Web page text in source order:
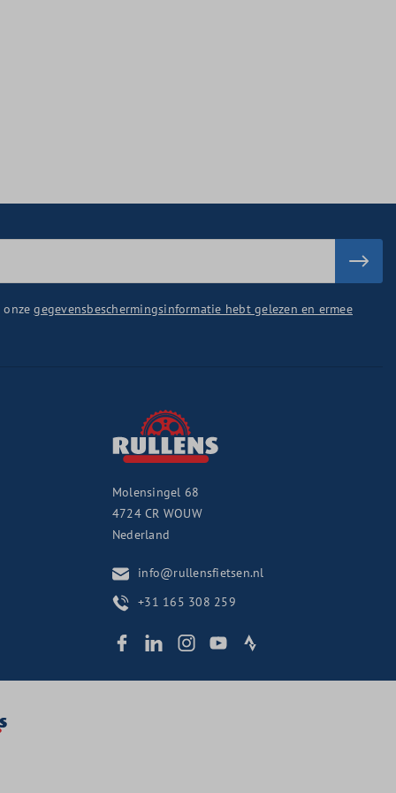
onzegegevensbeschermingsinformatie hebt gelezen en ermee
Molensingel 68
4724 CR WOUW
Nederland
info@rullensfietsen.nl
+31 165 308 259